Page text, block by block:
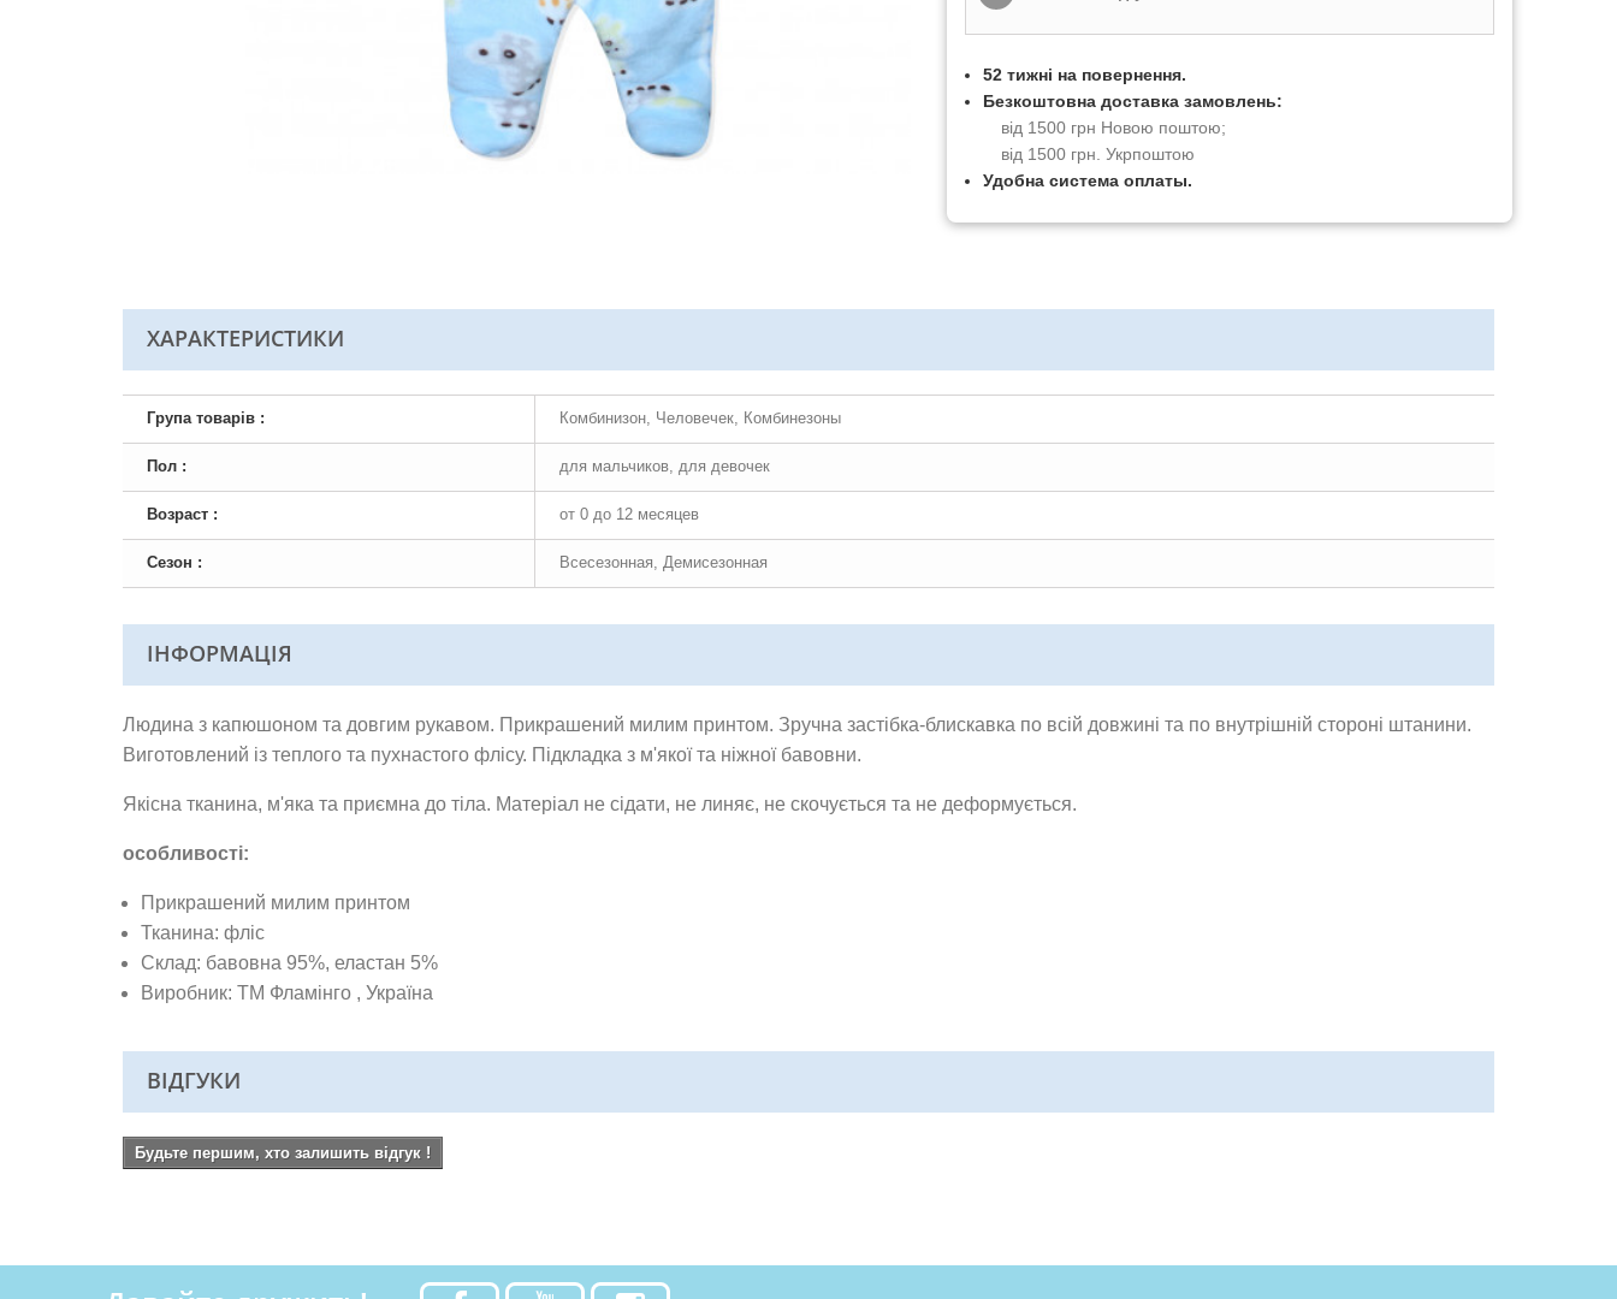
52 тижні на повернення.
Безкоштовна доставка замовлень:
від 1500 грн Новою поштою;
від 1500 грн. Укрпоштою
Удобна система оплаты.
ХАРАКТЕРИСТИКИ
Група товарів : Комбинизон, Человечек, Комбинезоны
Пол : для мальчиков, для девочек
Возраст : от 0 до 12 месяцев
Сезон : Всесезонная, Демисезонная
ІНФОРМАЦІЯ
Людина з капюшоном та довгим рукавом. Прикрашений милим принтом. Зручна застібка-блискавка по всій довжині та по внутрішній стороні штанини.
Виготовлений із теплого та пухнастого флісу. Підкладка з м'якої та ніжної бавовни.
Якісна тканина, м'яка та приємна до тіла. Матеріал не сідати, не линяє, не скочується та не деформується.
особливості:
Прикрашений милим принтом
Тканина: фліс
Склад: бавовна 95%, еластан 5%
Виробник: ТМ Фламінго , Україна
ВІДГУКИ
Будьте першим, хто залишить відгук !